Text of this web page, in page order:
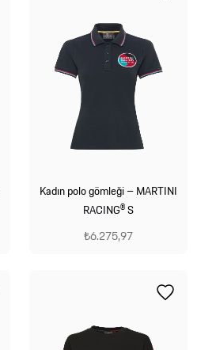
Kadın polo gömleği – MARTINI
RACING® S
₺6.275,97